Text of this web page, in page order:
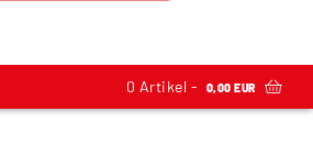
0 Artikel - 0,00 EUR